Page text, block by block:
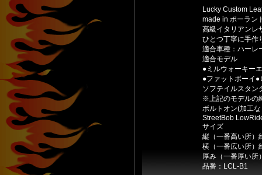
Lucky Custom
made in ポーラン
高級イタリアンレ
ひとつ丁寧に手作
適合車種：ハーレ
適合モデル
●ミルウォーキー
●ファットボーイ●
ソフテイルスタン
※上記のモデルの
ボルトオン(加工
StreetBob
サイズ
縦（一番高い所）
横（一番広い所）
厚み（一番厚い所
品番：LCL-B1